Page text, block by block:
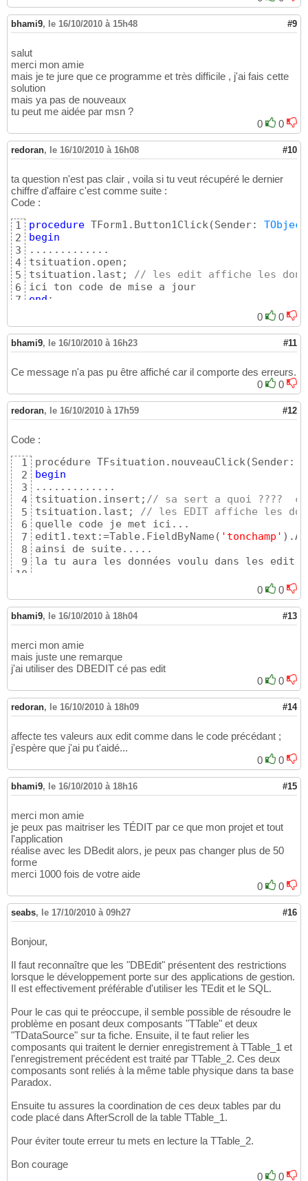
bhami9, le 16/10/2010 à 15h48 #9
salut
merci mon amie
mais je te jure que ce programme et très difficile , j'ai fais cette
solution
mais ya pas de nouveaux
tu peut me aidée par msn ?
0
0
redoran, le 16/10/2010 à 16h08 #10
ta question n'est pas clair , voila si tu veut récupéré le dernier
chiffre d'affaire c'est comme suite :
Code :
1
2
3
4
5
6
7
procedure TForm1.Button1Click(Sender: TObject
begin
.............
tsituation.open;
tsituation.last; // les edit affiche les
end ;
0 0
bhami9, le 16/10/2010 à 16h23 #11
Ce message n'a pas pu être affiché car il comporte des erreurs.
0
0
redoran, le 16/10/2010 à 17h59 #12
Code :
1
2
3
4
5
6
7
8
9
10
procédure TFsituation.nouveauClick(Sender:
begin
.............
tsituation.insert; // sa sert a quoi ????
tsituation.last; // les EDIT affiche les
quelle code je met ici...
edit1.text:=Table.FieldByName ( 'tonchamp' )
ainsi de suite.....
la tu aura les données voulu dans les edit
0 0
bhami9, le 16/10/2010 à 18h04 #13
merci mon amie
mais juste une remarque
j'ai utiliser des DBEDIT cé pas edit
0
0
redoran, le 16/10/2010 à 18h09 #14
affecte tes valeurs aux edit comme dans le code précédant ;
j'espère que j'ai pu t'aidé...
0
0
bhami9, le 16/10/2010 à 18h16 #15
merci mon amie
je peux pas maitriser les TÉDIT par ce que mon projet et tout
l'application
réalise avec les DBedit alors, je peux pas changer plus de 50
forme
merci 1000 fois de votre aide
0
0
seabs, le 17/10/2010 à 09h27 #16
Bonjour,
Il faut reconnaître que les "DBEdit" présentent des restrictions
lorsque le développement porte sur des applications de gestion.
Il est effectivement préférable d'utiliser les TEdit et le SQL.
Pour le cas qui te préoccupe, il semble possible de résoudre le
problème en posant deux composants "TTable" et deux
"TDataSource" sur ta fiche. Ensuite, il te faut relier les
composants qui traitent le dernier enregistrement à TTable_1 et
l'enregistrement précédent est traité par TTable_2. Ces deux
composants sont reliés à la même table physique dans ta base
Paradox.
Ensuite tu assures la coordination de ces deux tables par du
code placé dans AfterScroll de la table TTable_1.
Pour éviter toute erreur tu mets en lecture la TTable_2.
Bon courage
0
0